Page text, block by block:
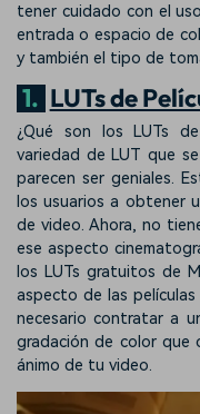
tener cuidado con el
entrada o espacio de
y también el tipo de
1. LUTs de
¿Qué son los LUTs
variedad de LUT que
parecen ser geniales.
los usuarios a obtener
de video. Ahora, no
ese aspecto
los LUTs gratuitos de
aspecto de las
necesario contratar a
gradación de color que
ánimo de tu video.